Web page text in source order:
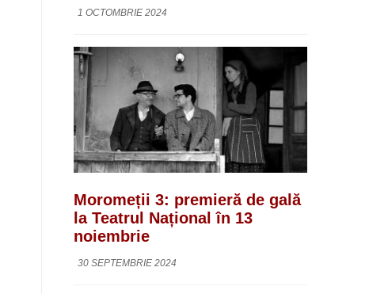
1 OCTOMBRIE 2024
Moromeții 3: premieră de gală
la Teatrul Național în 13
noiembrie
30 SEPTEMBRIE 2024